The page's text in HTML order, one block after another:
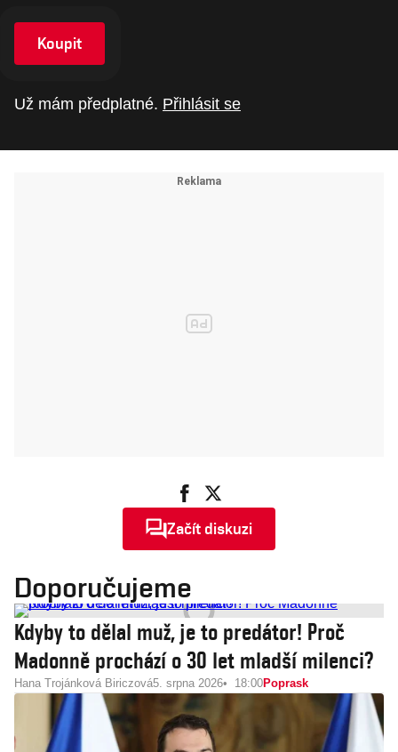
Koupit
Už mám předplatné. Přihlásit se
Začít diskuzi
Doporučujeme
Kdyby to dělal muž, je to predátor! Proč
Madonně prochází o 30 let mladší milenci?
Hana Trojánková Biriczová5. srpna 2026 18:00Poprask